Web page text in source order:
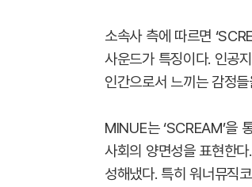
소속사 측에 따르면
사운드가 특징이다. 인공
인간으로서 느끼는 감정
MINUE는 ‘SCREAM’을
사회의 양면성을 표현한
성해냈다. 특히 워너뮤직